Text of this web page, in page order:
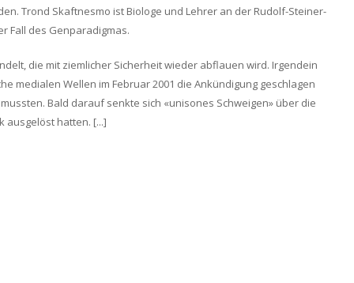
Trond Skaftnesmo ist Biologe und Lehrer an der Rudolf-Steiner-
Fall des Genparadigmas.
die mit ziemlicher Sicherheit wieder abflauen wird. Irgendein
medialen Wellen im Februar 2001 die Ankündigung geschlagen
Bald darauf senkte sich «unisones Schweigen» über die
ausgelöst hatten. [...]